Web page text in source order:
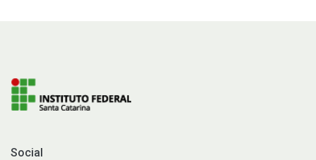
Social